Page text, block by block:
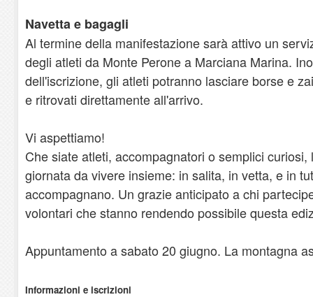
Navetta e bagagli
Al termine della manifestazione sarà attivo un
degli atleti da Monte Perone a Marciana Marina.
dell'iscrizione, gli atleti potranno lasciare borse e
e ritrovati direttamente all'arrivo.
Vi aspettiamo!
Che siate atleti, accompagnatori o semplici curiosi,
giornata da vivere insieme: in salita, in vetta, e in
accompagnano. Un grazie anticipato a chi
volontari che stanno rendendo possibile questa
Appuntamento a sabato 20 giugno. La montagna
Informazioni e iscrizioni